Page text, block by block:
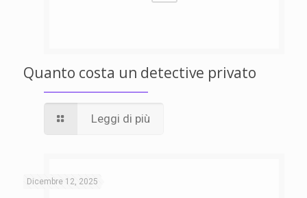
Quanto costa un detective privato
Leggi di più
Dicembre 12, 2025